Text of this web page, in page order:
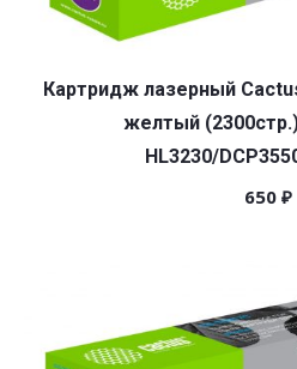
Картридж лазерный
желтый
HL3230/
650 ₽